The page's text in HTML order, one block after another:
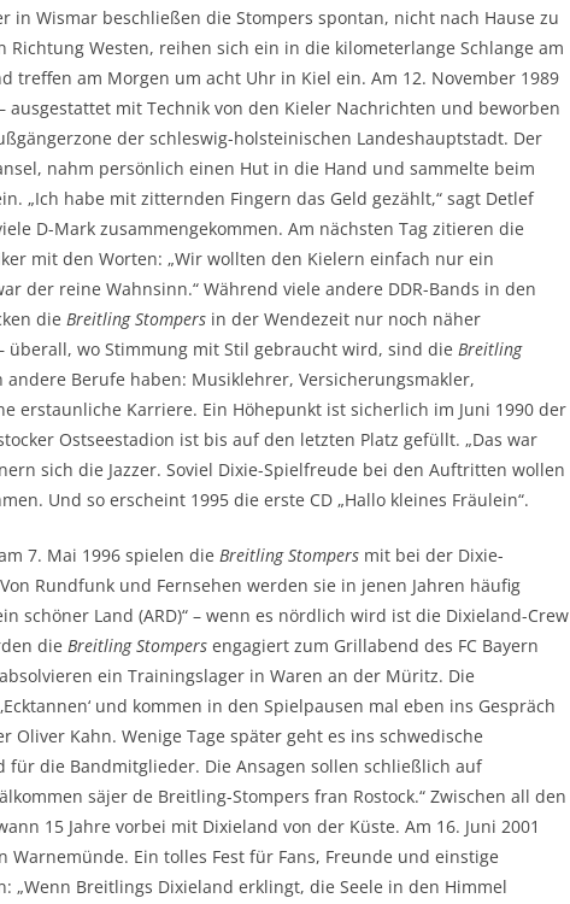
in Wismar beschließen die Stompers spontan, nicht nach Hause zu
Westen, reihen sich ein in die kilometerlange Schlange am
treffen am Morgen um acht Uhr in Kiel ein. Am 12. November 1989
ausgestattet mit Technik von den Kieler Nachrichten und beworben
der schleswig-holsteinischen Landeshauptstadt. Der
nahm persönlich einen Hut in die Hand und sammelte beim
„Ich habe mit zitternden Fingern das Geld gezählt,“ sagt Detlef
D-Mark zusammengekommen. Am nächsten Tag zitieren die
mit den Worten: „Wir wollten den Kielern einfach nur ein
der reine Wahnsinn.“ Während viele andere DDR-Bands in den
die Breitling Stompers in der Wendezeit nur noch näher
überall, wo Stimmung mit Stil gebraucht wird, sind die Breitling
Berufe haben: Musiklehrer, Versicherungsmakler,
erstaunliche Karriere. Ein Höhepunkt ist sicherlich im Juni 1990 der
Ostseestadion ist bis auf den letzten Platz gefüllt. „Das war
sich die Jazzer. Soviel Dixie-Spielfreude bei den Auftritten wollen
Und so erscheint 1995 die erste CD „Hallo kleines Fräulein“.
7. Mai 1996 spielen die Breitling Stompers mit bei der Dixie-
Rundfunk und Fernsehen werden sie in jenen Jahren häufig
schöner Land (ARD)“ – wenn es nördlich wird ist die Dixieland-Crew
die Breitling Stompers engagiert zum Grillabend des FC Bayern
ein Trainingslager in Waren an der Müritz. Die
und kommen in den Spielpausen mal eben ins Gespräch
Oliver Kahn. Wenige Tage später geht es ins schwedische
für die Bandmitglieder. Die Ansagen sollen schließlich auf
säjer de Breitling-Stompers fran Rostock.“ Zwischen all den
15 Jahre vorbei mit Dixieland von der Küste. Am 16. Juni 2001
Ein tolles Fest für Fans, Freunde und einstige
„Wenn Breitlings Dixieland erklingt, die Seele in den Himmel